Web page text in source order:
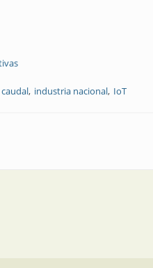
industria nacional IoT
íntegramente en Argentina